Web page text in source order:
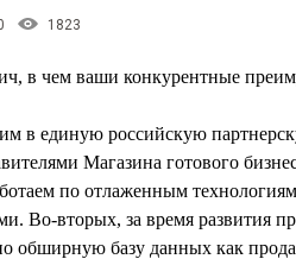
1823
в чем ваши конкурентные
в единую российскую
Магазина готового
по отлаженным
Во-вторых, за время развития
обширную базу данных как